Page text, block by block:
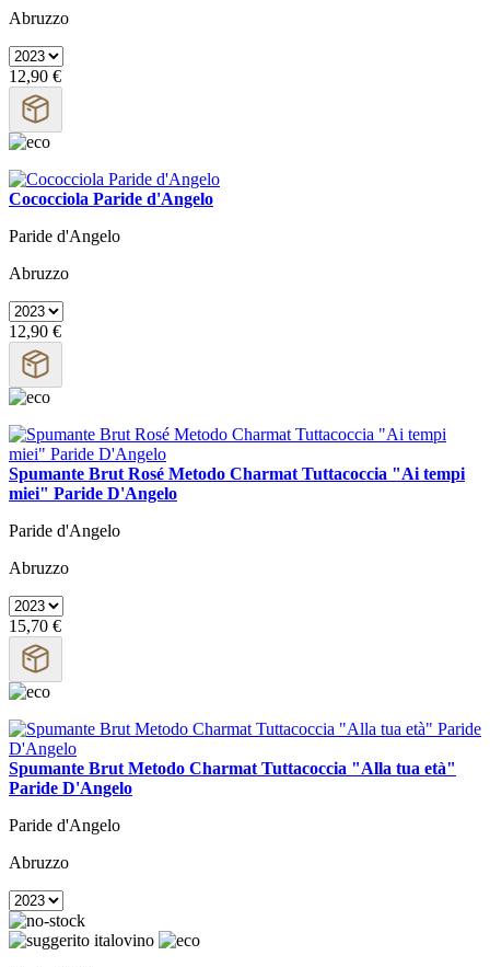
Abruzzo
12,90 €
Cococciola Paride d'Angelo
Paride d'Angelo
Abruzzo
12,90 €
Spumante Brut Rosé Metodo Charmat Tuttacoccia "Ai tempi
miei" Paride D'Angelo
Paride d'Angelo
Abruzzo
15,70 €
Spumante Brut Metodo Charmat Tuttacoccia "Alla tua età"
Paride D'Angelo
Paride d'Angelo
Abruzzo